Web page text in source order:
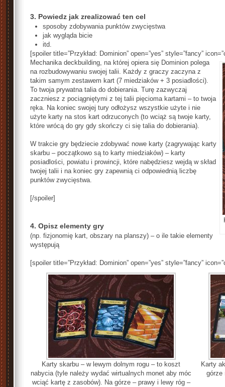
3. Powiedz jak zrealizować ten cel
sposoby zdobywania punktów zwycięstwa
jak wygląda bicie
itd.
[spoiler title=”Przykład: Dominion” open=”yes” style=”fancy”
Mechanika deckbuilding, na której opiera się Dominion polega
na rozbudowywaniu swojej talii. Każdy z graczy zaczyna z
takim samym zestawem kart (7 miedziaków + 3 posiadlości).
To twoja prywatna talia do dobierania. Turę zazwyczaj
zaczniesz z pociągniętymi z tej talii pięcioma kartami – to twoja
ręka. Na koniec swojej tury odłożysz wszystkie użyte i nie
użyte karty na stos kart odrzuconych (to wciąż są twoje karty,
które wrócą do gry gdy skończy ci się talia do dobierania).
W trakcie gry będziecie zdobywać nowe karty (zagrywając karty
skarbu – początkowo są to karty miedziaków) – karty
posiadlości, powiatu i prowincji, które nabędziesz wejdą w skład
twojej talii i na koniec gry zapewnią ci odpowiednią liczbę
punktów zwycięstwa.
[/spoiler]
4. Opisz elementy gry
(np. fizjonomię kart, obszary na planszy) – o ile takie elementy
występują
[spoiler title=”Przykład: Dominion” open=”yes” style=”fancy”
Karty skarbu – w lewym dolnym rogu – to koszt
nabycia (tyle należy wydać wirtualnych monet aby móc
wciąć kartę z zasobów). Na górze – prawy i lewy róg –
Karty
górze